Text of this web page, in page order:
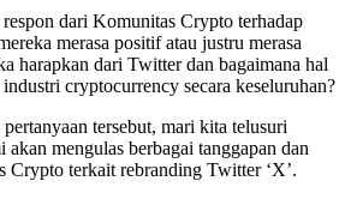
dari Komunitas Crypto terhadap
merasa positif atau justru merasa
harapkan dari Twitter dan bagaimana hal
cryptocurrency secara keseluruhan?
tersebut, mari kita telusuri
mengulas berbagai tanggapan dan
Crypto terkait rebranding Twitter ‘X’.